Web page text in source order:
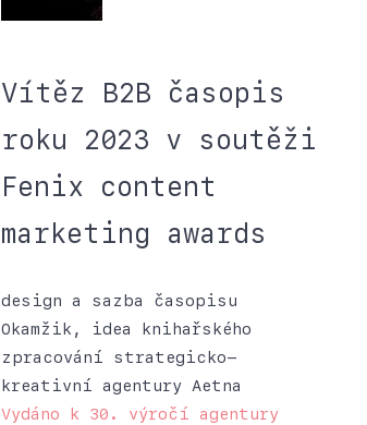
Vítěz B2B časopis
roku 2023 v soutěži
Fenix content
marketing awards
design a sazba časopisu
Okamžik, idea knihařského
zpracování strategicko-
kreativní agentury Aetna
Vydáno k 30. výročí agentury